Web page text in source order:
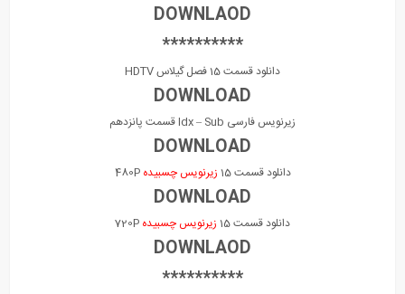
DOWNLAOD
**********
دانلود قسمت 15 فصل گیلاس HDTV
DOWNLOAD
زیرنویس فارسی Idx – Sub قسمت پانزدهم
DOWNLOAD
دانلود قسمت 15 زیرنویس چسبیده 480P
DOWNLOAD
دانلود قسمت 15 زیرنویس چسبیده
DOWNLAOD
**********